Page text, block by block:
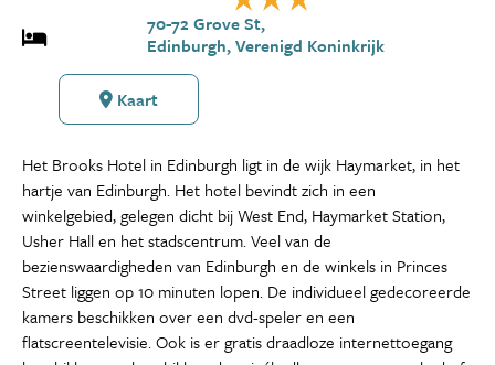
70-72 Grove St,
Edinburgh, Verenigd Koninkrijk
Kaart
Het Brooks Hotel in Edinburgh ligt in de wijk Haymarket, in het
hartje van Edinburgh. Het hotel bevindt zich in een
winkelgebied, gelegen dicht bij West End, Haymarket Station,
Usher Hall en het stadscentrum. Veel van de
bezienswaardigheden van Edinburgh en de winkels in Princes
Street liggen op 10 minuten lopen. De individueel gedecoreerde
kamers beschikken over een dvd-speler en een
flatscreentelevisie. Ook is er gratis draadloze internettoegang